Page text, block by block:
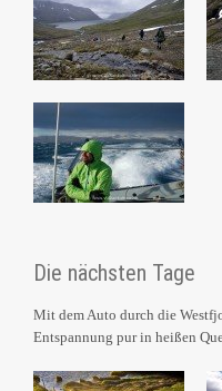
Die nächsten Tage
Mit dem Auto durch die
Entspannung pur in heißen